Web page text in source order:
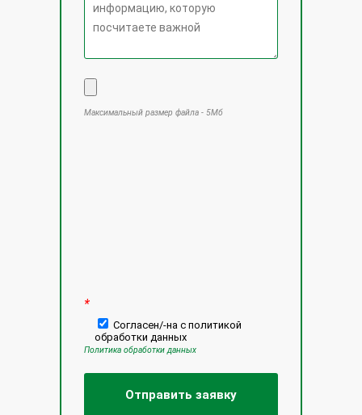
Максимальный размер файла - 5Мб
*
Согласен/-на с политикой
обработки данных
Политика обработки данных